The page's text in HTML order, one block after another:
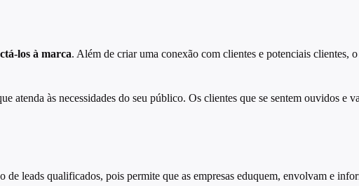
los à marca. Além de criar uma conexão com clientes e potenciais clientes,
atenda às necessidades do seu público. Os clientes que se sentem ouvidos e
leads qualificados, pois permite que as empresas eduquem, envolvam e